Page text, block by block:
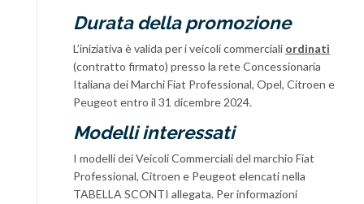
Durata della promozione
L’iniziativa è valida per i veicoli commerciali ordinati
(contratto firmato) presso la rete Concessionaria
Italiana dei Marchi Fiat Professional, Opel, Citroen e
Peugeot entro il 31 dicembre 2024.
Modelli interessati
I modelli dei Veicoli Commerciali del marchio Fiat
Professional, Citroen e Peugeot elencati nella
TABELLA SCONTI allegata. Per informazioni